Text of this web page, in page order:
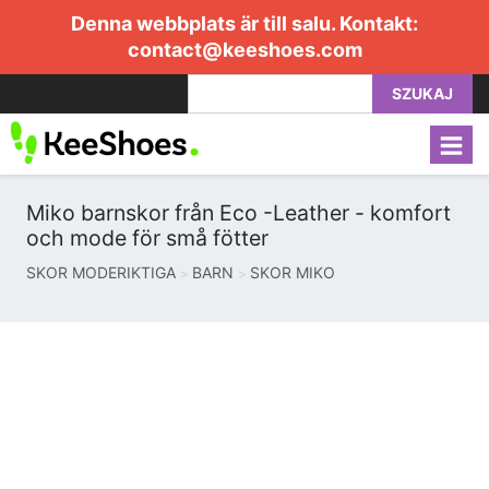
Denna webbplats är till salu. Kontakt:
contact@keeshoes.com
SZUKAJ
Miko barnskor från Eco -Leather - komfort
och mode för små fötter
SKOR MODERIKTIGA BARN SKOR MIKO